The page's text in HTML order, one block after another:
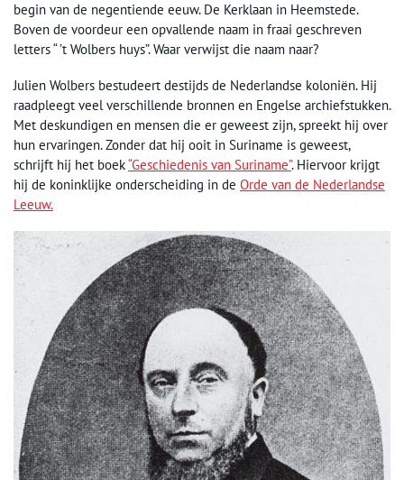
begin van de negentiende eeuw. De Kerklaan in Heemstede.
Boven de voordeur een opvallende naam in fraai geschreven
letters “ ’t Wolbers huys”. Waar verwijst die naam naar?
Julien Wolbers bestudeert destijds de Nederlandse koloniën. Hij
raadpleegt veel verschillende bronnen en Engelse archiefstukken.
Met deskundigen en mensen die er geweest zijn, spreekt hij over
hun ervaringen. Zonder dat hij ooit in Suriname is geweest,
schrijft hij het boek“Geschiedenis van Suriname”. Hiervoor krijgt
hij de koninklijke onderscheiding in de Orde van de Nederlandse
Leeuw.